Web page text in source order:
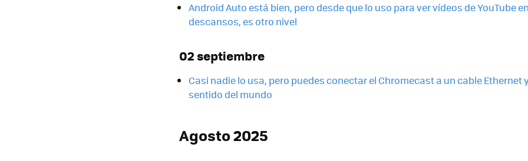
Android Auto está bien, pero desde que lo uso para ver vídeos de YouTube
descansos, es otro nivel
02 septiembre
Casi nadie lo usa, pero puedes conectar el Chromecast a un cable Ethernet
sentido del mundo
Agosto 2025